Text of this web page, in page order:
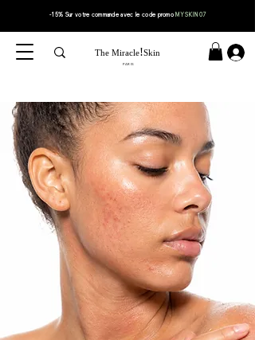
-15% Sur votrecommandeavec le code promoMYSKIN07
The Miracle!Skin
PARIS